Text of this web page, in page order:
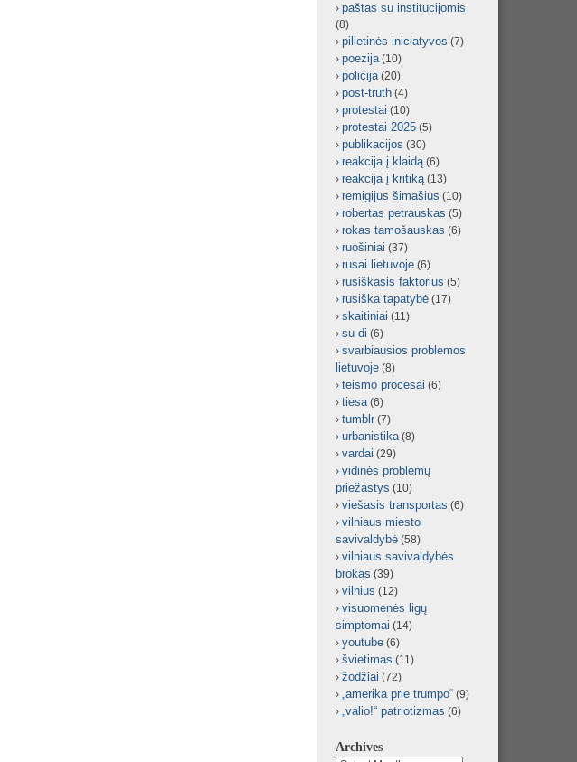
paštas su institucijomis
(8)
pilietinės iniciatyvos (7)
poezija(10)
policija(20)
post-truth (4)
protestai (10)
protestai 2025 (5)
publikacijos (30)
reakcija į klaidą(6)
reakcija į kritiką(13)
remigijus šimašius (10)
robertas petrauskas (5)
rokas tamošauskas (6)
ruošiniai (37)
rusai lietuvoje (6)
rusiškasis faktorius (5)
rusiška tapatybė (17)
skaitiniai (11)
su di (6)
svarbiausios problemos
lietuvoje (8)
teismo procesai (6)
tiesa(6)
tumblr (7)
urbanistika(8)
vardai (29)
vidinės problemų
priežastys (10)
viešasis transportas (6)
vilniaus miesto
savivaldybė (58)
vilniaus savivaldybės
brokas (39)
vilnius (12)
visuomenės ligų
simptomai (14)
youtube (6)
švietimas (11)
žodžiai (72)
„amerika prie trumpo“ (9)
„valio!“ patriotizmas (6)
Archives